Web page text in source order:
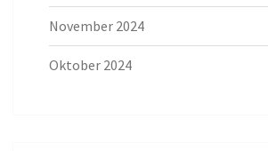
November 2024
Oktober 2024